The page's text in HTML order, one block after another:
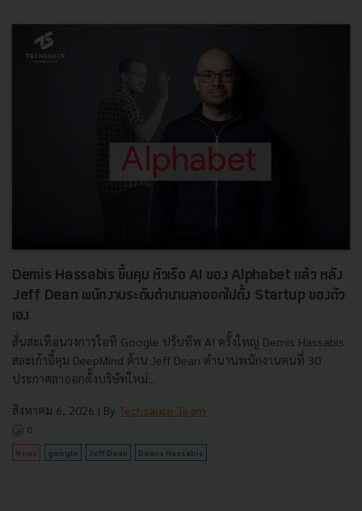
Demis Hassabis ขึ้นคุม หัวเรือ AI ของ Alphabet แล้ว หลัง
Jeff Dean พนักงานระดับตำนานลาออกไปตั้ง Startup ของตัว
เอง
สั่นสะเทือนวงการไอที Google ปรับทัพ AI ครั้งใหญ่ Demis Hassabis
สละเก้าอี้คุม DeepMind ด้าน Jeff Dean ตำนานพนักงานคนที่ 30
ประกาศลาออกตั้งบริษัทใหม่...
สิงหาคม 6, 2026 | By Techsauce Team
0
News google Jeff Dean Demis Hassabis